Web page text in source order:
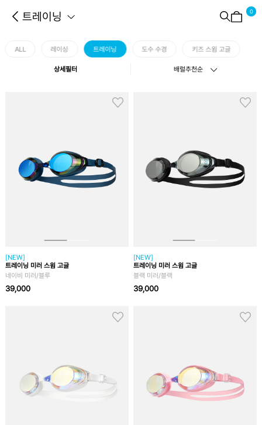
트레이닝 0
ALL 레이싱 트레이닝 도수 수경 키즈 스윔 고글
[NEW]
트레이닝 미러 스윔 고글
네이비 미러/블루
39,000
[NEW]
트레이닝 미러 스윔 고글
블랙 미러/블랙
39,000
상세필터 배럴추천순